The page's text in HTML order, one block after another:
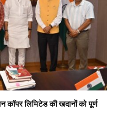
कॉपर लिमिटेड की खदानों को पूर्ण